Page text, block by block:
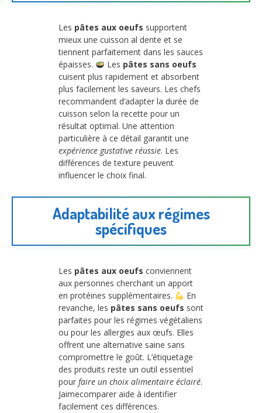
Les pâtes aux oeufs supportent
mieux une cuisson al dente et se
tiennent parfaitement dans les sauces
épaisses.
Les pâtes sans oeufs
cuisent plus rapidement et absorbent
plus facilement les saveurs. Les chefs
recommandent d’adapter la durée de
cuisson selon la recette pour un
résultat optimal. Une attention
particulière à ce détail garantit une
expérience gustative réussie. Les
différences de texture peuvent
influencer le choix final.
Adaptabilité aux régimes
spécifiques
Les pâtes aux oeufs conviennent
aux personnes cherchant un apport
en protéines supplémentaires.
En
revanche, les pâtes sans oeufs sont
parfaites pour les régimes végétaliens
ou pour les allergies aux œufs. Elles
offrent une alternative saine sans
compromettre le goût. L’étiquetage
des produits reste un outil essentiel
pour faire un choix alimentaire éclairé.
Jaimecomparer aide à identifier
facilement ces différences.